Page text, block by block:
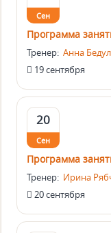
Сен
Программа
Тренер: Анна
19 сентября
20
Сен
Программа
Тренер: Ирина
20 сентября